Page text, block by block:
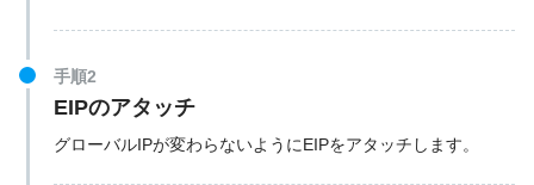
手順2
EIPのアタッチ
グローバルIPが変わらないようにEIPをアタッチします。